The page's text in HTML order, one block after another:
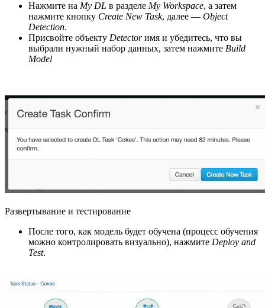
Нажмите на My DL в разделе My Workspace, а затем
нажмите кнопку Create New Task, далее — Object
Detection.
Присвойте объекту Detectorимя и убедитесь, что вы
выбрали нужный набор данных, затем нажмите Build
Model
Развертывание и тестирование
После того, как модель будет обучена (процесс обучения
можно контролировать визуально), нажмите Deploy and
Test.